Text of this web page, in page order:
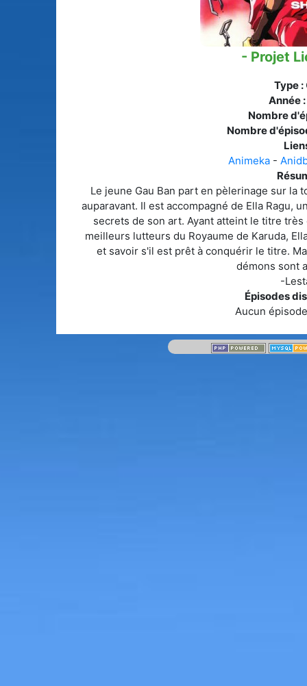
- Projet
Type :
Année :
Nombre
Nombre
Animeka -
Le jeune Gau Ban part en pèlerinage sur la
auparavant. Il est accompagné de Ella Ragu,
secrets de son art. Ayant atteint le titre
meilleurs lutteurs du Royaume de Karuda,
et savoir s'il est prêt à conquérir le titre.
démons sont
-
Épisodes
Aucun